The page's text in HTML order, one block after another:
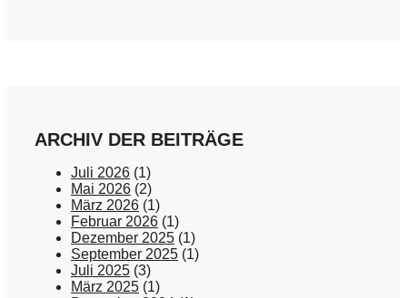
ARCHIV DER BEITRÄGE
Juli 2026 (1)
Mai 2026 (2)
März 2026 (1)
Februar 2026 (1)
Dezember 2025 (1)
September 2025 (1)
Juli 2025 (3)
März 2025 (1)